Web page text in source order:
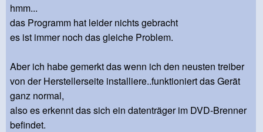
hmm...
das Programm hat leider nichts gebracht
es ist immer noch das gleiche Problem.
Aber ich habe gemerkt das wenn ich den neusten treiber
von der Herstellerseite installiere..funktioniert das Gerät
ganz normal,
also es erkennt das sich ein datenträger im DVD-Brenner
befindet.